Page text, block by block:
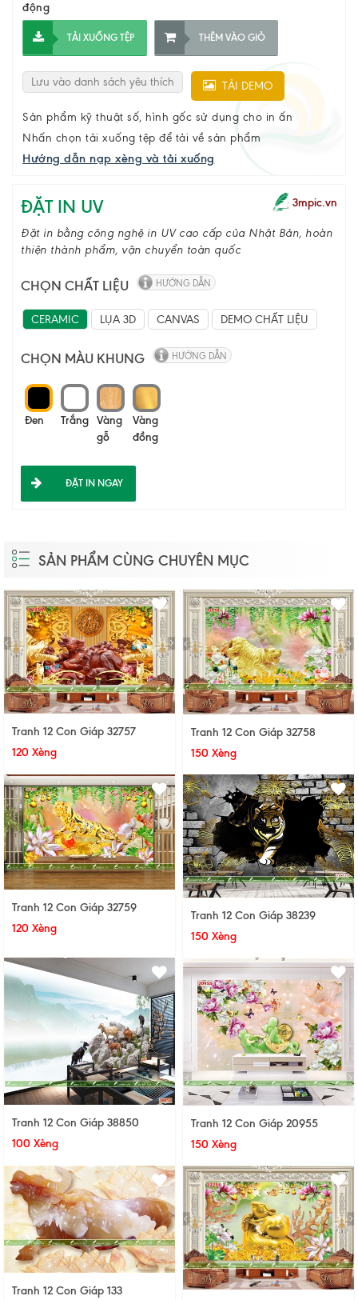
động
TẢI XUỐNG TỆP THÊM VÀO GIỎ
Lưu vào danh sách yêu thích TẢI DEMO
Sản phẩm kỹ thuật số, hình gốc sử dụng cho in ấn
Nhấn chọn tải xuống tệp để tải về sản phẩm
Hướng dẫn nạp xèng và tải xuống
ĐẶT IN UV 3mpic.vn
Đặt in bằng công nghệ in UV cao cấp của Nhật Bản, hoàn
thiện thành phẩm, vận chuyển toàn quốc
CHỌN CHẤT LIỆU HƯỚNG DẪN
CERAMIC LỤA 3D CANVAS DEMO CHẤT LIỆU
CHỌN MÀU KHUNG HƯỚNG DẪN
Đen Trắng Vàng
gỗ
Vàng
đồng
ĐẶT IN NGAY
SẢN PHẨM CÙNG CHUYÊN MỤC
Tranh 12 Con Giáp 32757
120 Xèng
Tranh 12 Con Giáp 32758
150 Xèng
Tranh 12 Con Giáp 32759
120 Xèng
Tranh 12 Con Giáp 38239
150 Xèng
Tranh 12 Con Giáp 38850
100 Xèng
Tranh 12 Con Giáp 20955
150 Xèng
Tranh 12 Con Giáp 133